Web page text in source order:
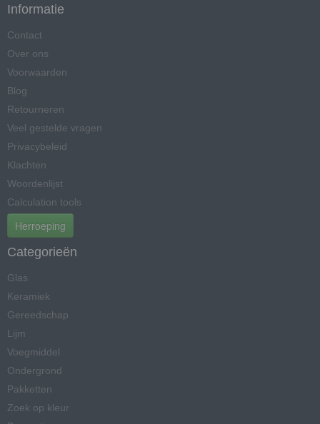
Informatie
Contact
Over ons
Voorwaarden
Blog
Retourneren
Veel gestelde vragen
Privacybeleid
Klachten
Woordenlijst
Calculation tools
Herroeping
Categorieën
Glas
Keramiek
Gereedschap
Lijm
Voegmiddel
Ondergrond
Pakketten
Zoek op kleur